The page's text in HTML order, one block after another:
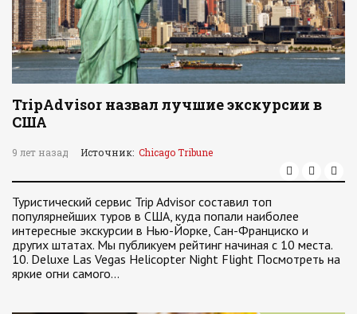
TripAdvisor назвал лучшие экскурсии в
США
9 лет назад Источник: Chicago Tribune
Туристический сервис Trip Advisor составил топ
популярнейших туров в США, куда попали наиболее
интересные экскурсии в Нью-Йорке, Сан-Франциско и
других штатах. Мы публикуем рейтинг начиная с 10 места.
10. Deluxe Las Vegas Helicopter Night Flight Посмотреть на
яркие огни самого…